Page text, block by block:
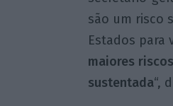
são um risco
Estados para
maiores
sustentada“,